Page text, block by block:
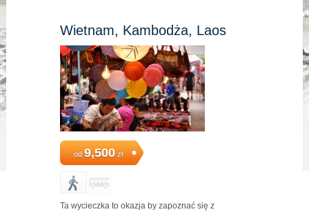
Wietnam, Kambodża, Laos
od 9,500zł
Ta wycieczka to okazja by zapoznać się z